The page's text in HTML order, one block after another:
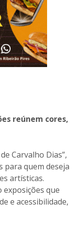
reúnem cores,
Carvalho Dias”,
para quem deseja
artísticas.
que
e acessibilidade,